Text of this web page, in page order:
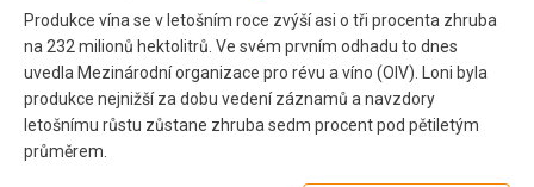
Produkce vína se v letošním roce zvýší asi o tři procenta zhruba
na 232 milionů hektolitrů. Ve svém prvním odhadu to dnes
uvedla Mezinárodní organizace pro révu a víno (OIV). Loni byla
produkce nejnižší za dobu vedení záznamů a navzdory
letošnímu růstu zůstane zhruba sedm procent pod pětiletým
průměrem.